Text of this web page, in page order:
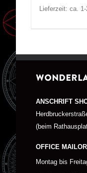
Lieferzeit: ca.
ANSCHRIFT
(beim
OFFICE
Montag bis